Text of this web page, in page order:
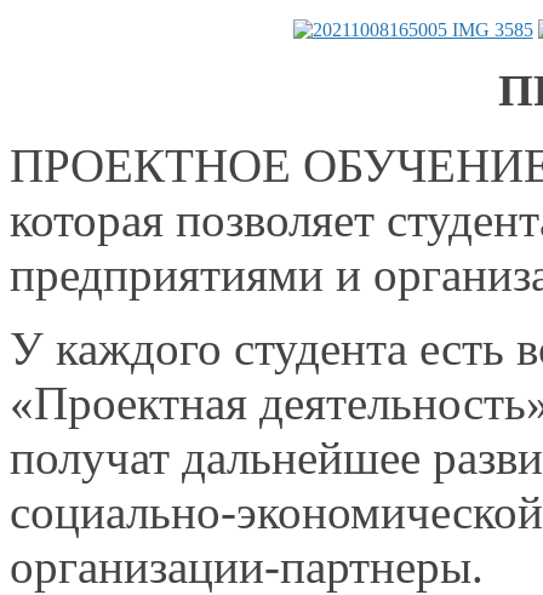
ПРОЕКТНОЕ
которая позволяет
предприятиями и
У каждого студента есть
«Проектная
получат дальнейшее
социально-
организации-партнеры.